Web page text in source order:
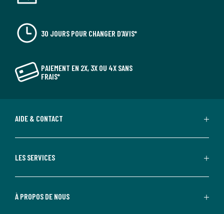
30 JOURS POUR CHANGER D'AVIS*
PAIEMENT EN 2X, 3X OU 4X SANS
FRAIS*
AIDE & CONTACT
LES SERVICES
À PROPOS DE NOUS